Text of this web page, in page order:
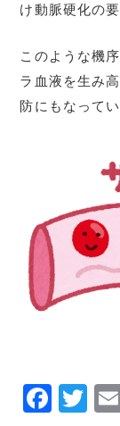
け動脈硬化の
このような機
ラ血液を生み
防にもなってい
F
T